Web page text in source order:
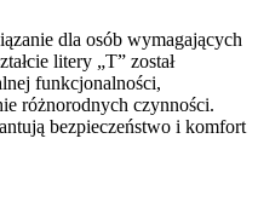
dla osób wymagających
litery „T” został
funkcjonalności,
różnorodnych czynności.
bezpieczeństwo i komfort